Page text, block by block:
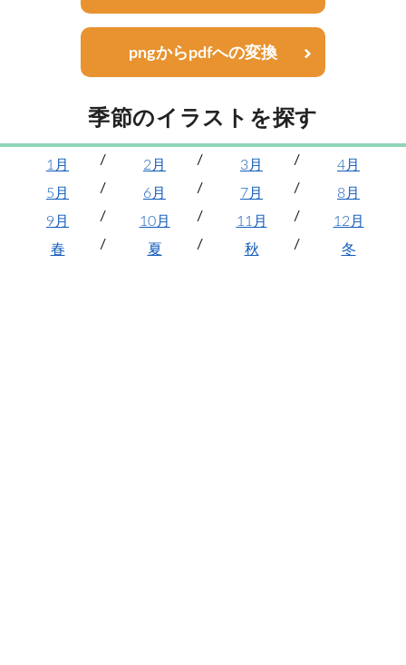
pngからpdfへの変換
季節のイラストを探す
1月 2月 3月
4月
5月
6月 7月
8月
9月
10月 11月
12月
春
夏 秋 冬